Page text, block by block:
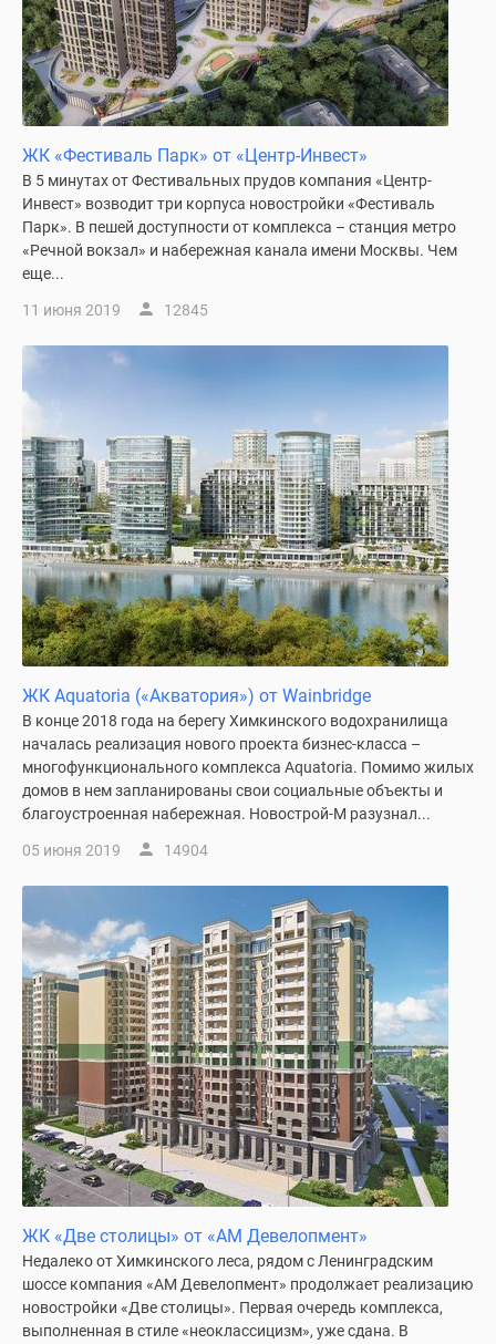
поселки
водоема
Коттеджные
поселки
ипотеку
Бизнес-
центры
акции
Макс
ЖК «Фестиваль Парк» от «Центр-Инвест»
В 5 минутах от Фестивальных прудов компания «Центр-
Инвест» возводит три корпуса новостройки «Фестиваль
Парк». В пешей доступности от комплекса – станция метро
«Речной вокзал» и набережная канала имени Москвы. Чем
еще...
11 июня 2019 12845
ЖК Aquatoria («Акватория») от Wainbridge
В конце 2018 года на берегу Химкинского водохранилища
началась реализация нового проекта бизнес-класса –
многофункционального комплекса Aquatoria. Помимо жилых
домов в нем запланированы свои социальные объекты и
благоустроенная набережная. Новострой-М разузнал...
05 июня 2019 14904
ЖК «Две столицы» от «АМ Девелопмент»
Недалеко от Химкинского леса, рядом с Ленинградским
шоссе компания «АМ Девелопмент» продолжает реализацию
новостройки «Две столицы». Первая очередь комплекса,
выполненная в стиле «неоклассицизм», уже сдана. В